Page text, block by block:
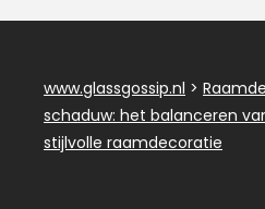
www.glassgossip.nl >
schaduw: het balanceren
stijlvolle raamdecoratie